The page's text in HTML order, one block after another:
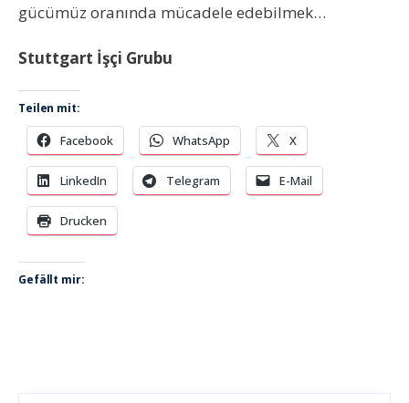
gücümüz oranında mücadele edebilmek…
Stuttgart İşçi Grubu
Teilen mit:
Facebook WhatsApp X
LinkedIn Telegram E-Mail
Drucken
Gefällt mir: